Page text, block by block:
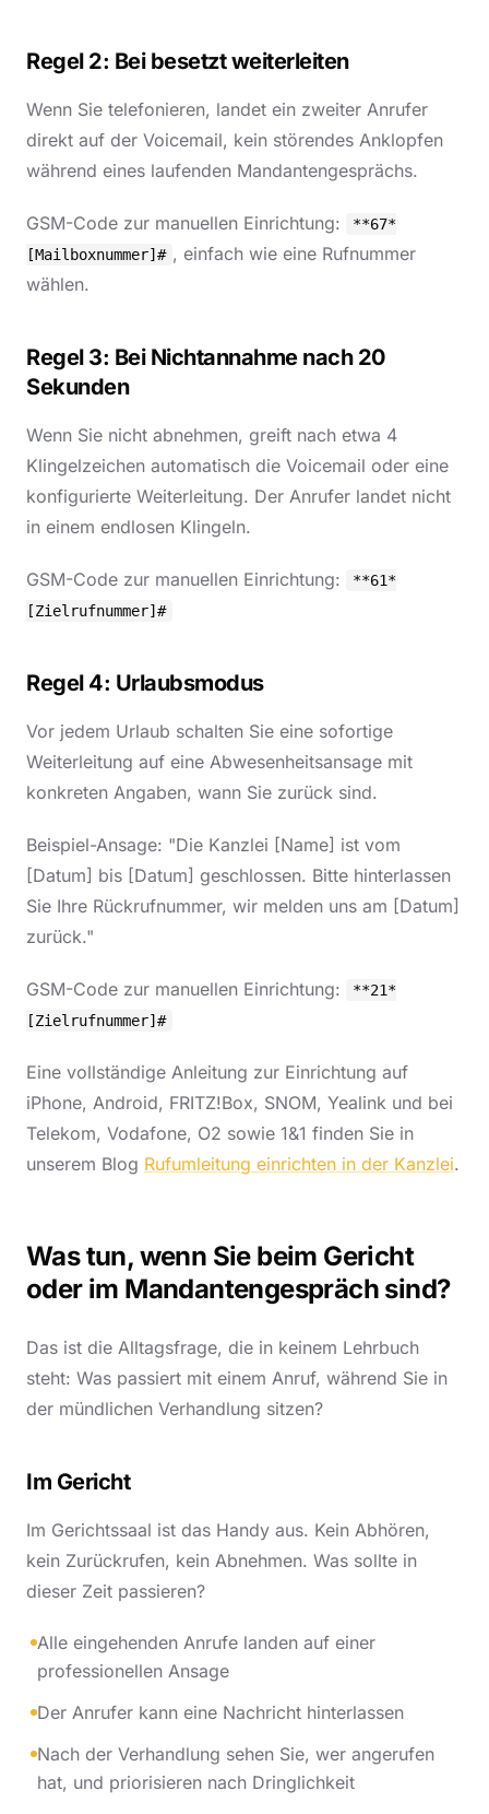
Regel 2: Bei besetzt weiterleiten
Wenn Sie telefonieren, landet ein zweiter Anrufer
direkt auf der Voicemail, kein störendes Anklopfen
während eines laufenden Mandantengesprächs.
GSM-Code zur manuellen Einrichtung:
**67*
[Mailboxnummer]# , einfach wie eine Rufnummer
wählen.
Regel 3: Bei Nichtannahme nach 20
Sekunden
Wenn Sie nicht abnehmen, greift nach etwa 4
Klingelzeichen automatisch die Voicemail oder eine
konfigurierte Weiterleitung. Der Anrufer landet nicht
in einem endlosen Klingeln.
GSM-Code zur manuellen Einrichtung:
**61*
[Zielrufnummer]#
Regel 4: Urlaubsmodus
Vor jedem Urlaub schalten Sie eine sofortige
Weiterleitung auf eine Abwesenheitsansage mit
konkreten Angaben, wann Sie zurück sind.
Beispiel-Ansage: "Die Kanzlei [Name] ist vom
[Datum] bis [Datum] geschlossen. Bitte hinterlassen
Sie Ihre Rückrufnummer, wir melden uns am [Datum]
zurück."
GSM-Code zur manuellen Einrichtung:
**21*
[Zielrufnummer]#
Eine vollständige Anleitung zur Einrichtung auf
iPhone, Android, FRITZ!Box, SNOM, Yealink und bei
Telekom, Vodafone, O2 sowie 1&1 finden Sie in
unserem Blog Rufumleitung einrichten in der Kanzlei.
Was tun, wenn Sie beim Gericht
oder im Mandantengespräch sind?
Das ist die Alltagsfrage, die in keinem Lehrbuch
steht: Was passiert mit einem Anruf, während Sie in
der mündlichen Verhandlung sitzen?
Im Gericht
Im Gerichtssaal ist das Handy aus. Kein Abhören,
kein Zurückrufen, kein Abnehmen. Was sollte in
dieser Zeit passieren?
Alle eingehenden Anrufe landen auf einer
professionellen Ansage
Der Anrufer kann eine Nachricht hinterlassen
Nach der Verhandlung sehen Sie, wer angerufen
hat, und priorisieren nach Dringlichkeit